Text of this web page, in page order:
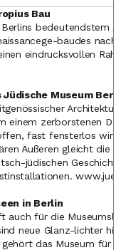
Bau
bäudes
eindrucksvollen
Museum
einem zerborstenen
fast fensterlos
Äußeren gleicht
jüdischen
in Berlin
für die
neue Glanz-lichter
das Museum